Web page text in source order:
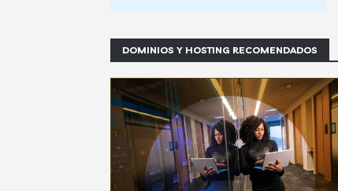
DOMINIOS Y HOSTING RECOMENDADOS